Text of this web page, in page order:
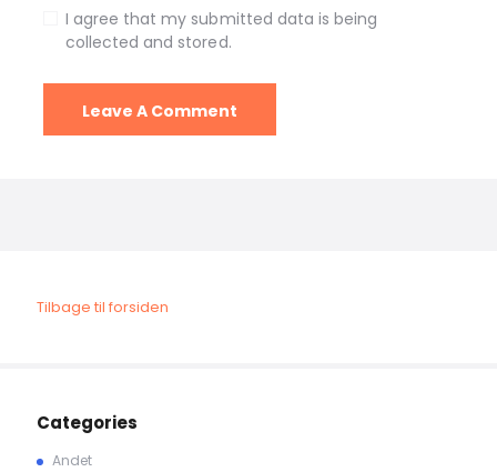
I agree that my submitted data is being
collected and stored.
Tilbage til forsiden
Categories
Andet